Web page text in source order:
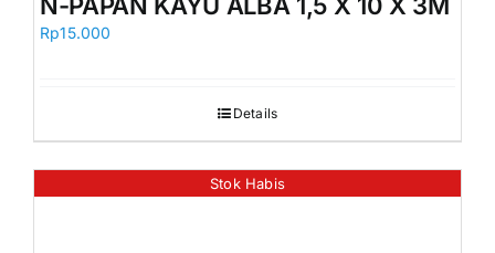
Rp15.000
Details
Stok Habis